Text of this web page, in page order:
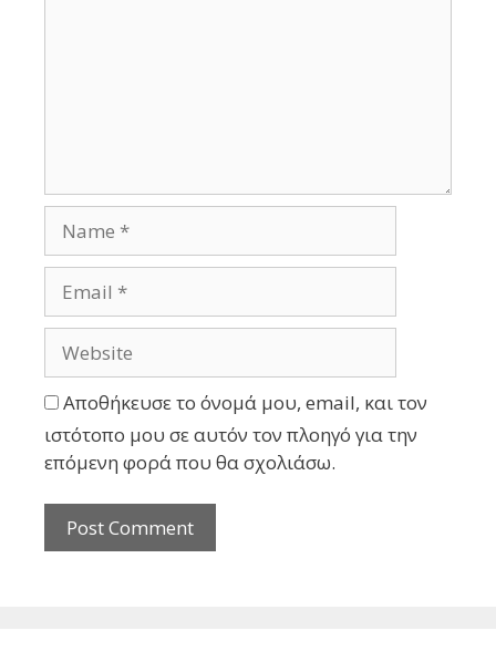
Αποθήκευσε το όνομά μου, email, και τον
ιστότοπο μου σε αυτόν τον πλοηγό για την
επόμενη φορά που θα σχολιάσω.